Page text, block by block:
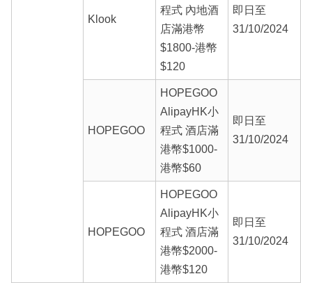
Klook
程式 內地酒
店滿港幣
$1800-港幣
$120
即日至
31/10/2024
HOPEGOO
HOPEGOO
AlipayHK小
程式 酒店滿
港幣$1000-
港幣$60
即日至
31/10/2024
HOPEGOO
HOPEGOO
AlipayHK小
程式 酒店滿
港幣$2000-
港幣$120
即日至
31/10/2024